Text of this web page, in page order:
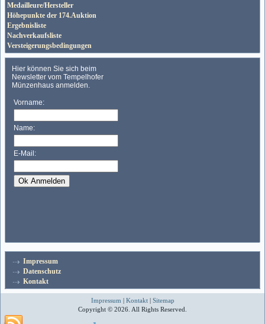
Medailleure/Hersteller
Höhepunkte der 174.Auktion
Ergebnisliste
Nachverkaufsliste
Versteigerungsbedingungen
Impressum
Datenschutz
Kontakt
Impressum | Kontakt| Sitemap
Copyright © 2026. All Rights Reserved.